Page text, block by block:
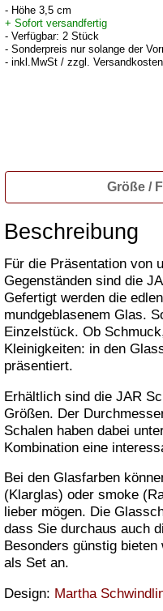
- Höhe 3,5 cm
+ Sofort versandfertig
- Verfügbar: 2 Stück
- Sonderpreis nur solange der
- inkl.MwSt / zzgl. Versandkosten
Größe /
Beschreibung
Für die Präsentation von
Gegenständen sind die
Gefertigt werden die
mundgeblasenem Glas.
Einzelstück. Ob
Kleinigkeiten: in den
präsentiert.
Erhältlich sind die JAR
Größen. Der
Schalen haben dabei
Kombination eine
Bei den Glasfarben
(Klarglas) oder smoke
lieber mögen. Die
dass Sie durchaus auch
Besonders günstig
als Set an.
Design: Martha